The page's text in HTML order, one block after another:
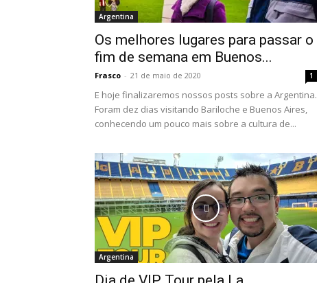
Argentina
Os melhores lugares para passar o
fim de semana em Buenos...
Frasco - 21 de maio de 2020 1
E hoje finalizaremos nossos posts sobre a Argentina.
Foram dez dias visitando Bariloche e Buenos Aires,
conhecendo um pouco mais sobre a cultura de...
Argentina